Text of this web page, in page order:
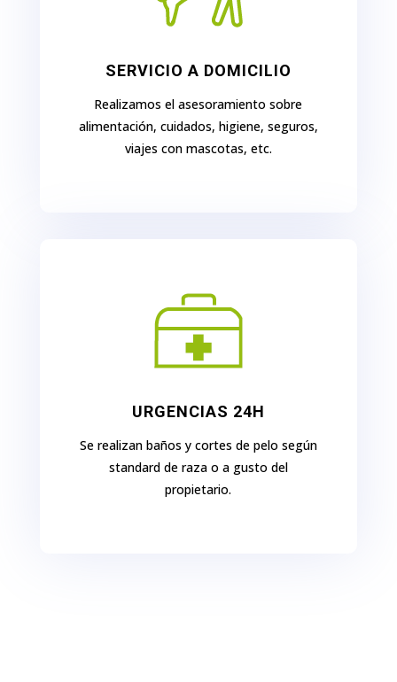
SERVICIO A DOMICILIO
Realizamos el asesoramiento sobre
alimentación, cuidados, higiene, seguros,
viajes con mascotas, etc.
URGENCIAS 24H
Se realizan baños y cortes de pelo según
standard de raza o a gusto del
propietario.